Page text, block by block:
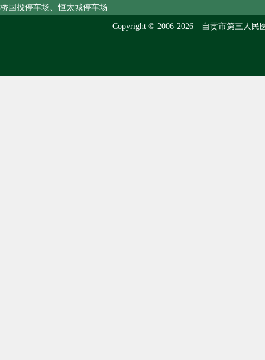
桥国投停车场、恒太城停车场
Copyright © 2006-2026 自贡市第三人